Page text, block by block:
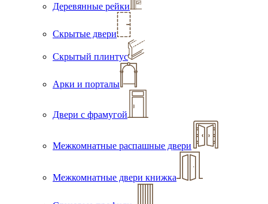
Деревянные рейки
Скрытые двери
Скрытый плинтус
Арки и порталы
Двери с фрамугой
Межкомнатные распашные двери
Межкомнатные двери книжка